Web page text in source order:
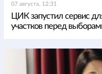
07 августа, 12:31
ЦИК запустил сервис
участков перед